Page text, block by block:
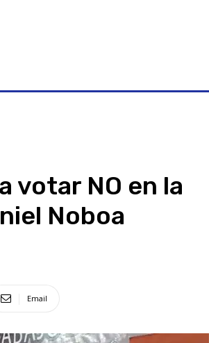
votar NO en la
Noboa
Email